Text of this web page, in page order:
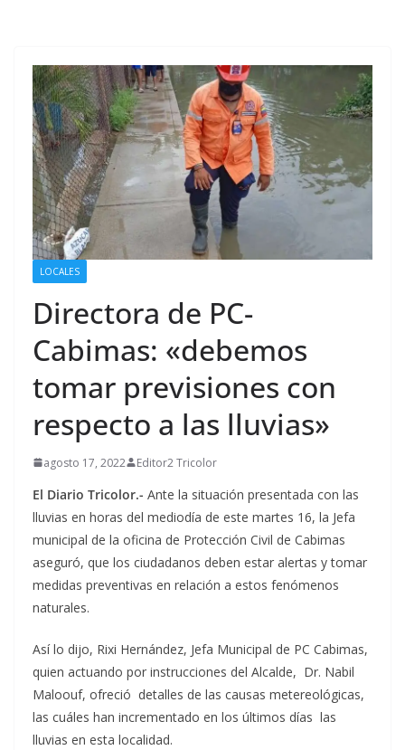
LOCALES
Directora de PC-
Cabimas: «debemos
tomar previsiones con
respecto a las lluvias»
agosto 17, 2022 Editor2 Tricolor
El Diario Tricolor.- Ante la situación presentada con las
lluvias en horas del mediodía de este martes 16, la Jefa
municipal de la oficina de Protección Civil de Cabimas
aseguró, que los ciudadanos deben estar alertas y tomar
medidas preventivas en relación a estos fenómenos
naturales.
Así lo dijo, Rixi Hernández, Jefa Municipal de PC Cabimas,
quien actuando por instrucciones del Alcalde, Dr. Nabil
Maloouf, ofreció detalles de las causas metereológicas,
las cuáles han incrementado en los últimos días las
lluvias en esta localidad.